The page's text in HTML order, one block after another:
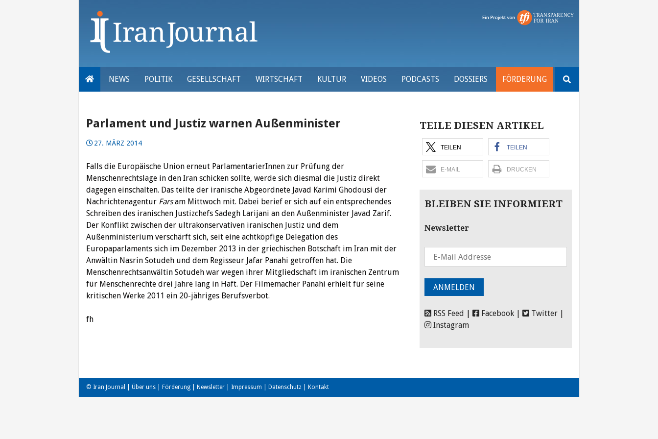
NEWS POLITIK GESELLSCHAFT WIRTSCHAFT KULTUR VIDEOS PODCASTS DOSSIERS FÖRDERUNG
nach:
Parlament und Justiz warnen Außenminister
27. MÄRZ 2014
Falls die Europäische Union erneut ParlamentarierInnen zur Prüfung der
Menschenrechtslage in den Iran schicken sollte, werde sich diesmal die Justiz direkt
dagegen einschalten. Das teilte der iranische Abgeordnete Javad Karimi Ghodousi der
Nachrichtenagentur Farsam Mittwoch mit. Dabei berief er sich auf ein entsprechendes
Schreiben des iranischen Justizchefs Sadegh Larijani an den Außenminister Javad Zarif.
Der Konflikt zwischen der ultrakonservativen iranischen Justiz und dem
Außenministerium verschärft sich, seit eine achtköpfige Delegation des
Europaparlaments sich im Dezember 2013 in der griechischen Botschaft im Iran mit der
Anwältin Nasrin Sotudeh und dem Regisseur Jafar Panahi getroffen hat. Die
Menschenrechtsanwältin Sotudeh war wegen ihrer Mitgliedschaft im iranischen Zentrum
für Menschenrechte drei Jahre lang in Haft. Der Filmemacher Panahi erhielt für seine
kritischen Werke 2011 ein 20-jähriges Berufsverbot.
fh
TEILE DIESEN ARTIKEL
TEILEN TEILEN
E-MAIL DRUCKEN
BLEIBEN SIE INFORMIERT
Newsletter
RSS Feed Facebook Twitter
Instagram
© Iran Journal | Über uns Förderung Newsletter Impressum Datenschutz Kontakt